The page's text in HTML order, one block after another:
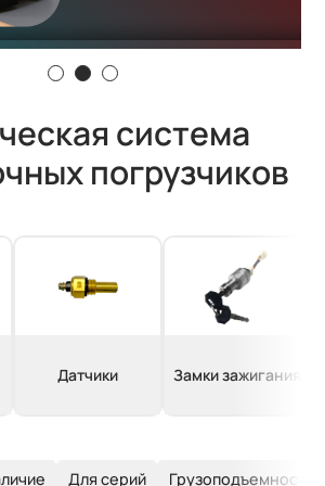
система
погрузчиков
Датчики Замки зажигания
Для серий Грузоподъемность